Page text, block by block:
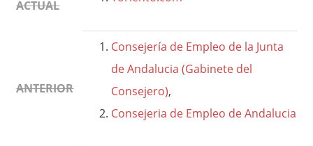
ACTUAL
ANTERIOR
Consejería de Empleo de la Junta
de Andalucia (Gabinete del
Consejero),
Consejeria de Empleo de Andalucia